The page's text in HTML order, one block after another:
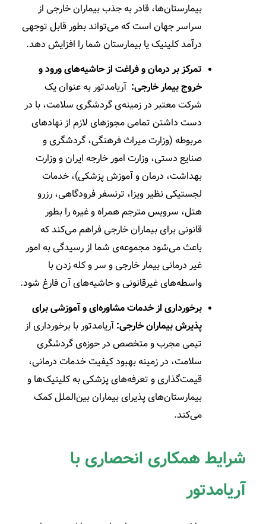
بیمارستان‌ها، قادر به جذب بیماران خارجی از
سراسر جهان است که می‌تواند بطور قابل توجهی
درآمد کلینیک یا بیمارستان شما را افزایش دهد.
تمرکز بر درمان و فراغت از حاشیه‌های ورود و
خروج بیمار خارجی: آریامدتور به عنوان یک
شرکت معتبر در زمینه‌ی گردشگری سلامت، با در
دست داشتن تمامی مجوزهای لازم از نهادهای
مربوطه (وزارت میراث فرهنگی، گردشگری و
صنایع دستی، وزارت امور خارجه ایران و وزارت
بهداشت، درمان و آموزش پزشکی)، خدمات
لجستیکی نظیر ویزا، ترنسفر فرودگاهی، رزرو
هتل، سرویس مترجم همراه و غیره را بطور
قانونی برای بیماران خارجی فراهم می‌کند که
باعث می‌شود مجموعه‌ی شما از رسیدگی به امور
غیر درمانی بیمار خارجی و سر و کله زدن با
واسطه‌های غیرقانونی و حاشیه‌های آن فارغ شود.
برخورداری از خدمات مشاوره‌ای و آموزشی برای
پذیرش بیماران خارجی: آریامدتور با برخورداری از
تیمی مجرب و متخصص در حوزه‌ی گردشگری
سلامت، در زمینه بهبود کیفیت خدمات درمانی،
قیمت‌گذاری و تعرفه‌های پزشکی به کلینیک‌ها و
بیمارستان‌های پذیرای بیماران بین‌الملل کمک
می‌کند.
شرایط همکاری انحصاری با
آریامدتور